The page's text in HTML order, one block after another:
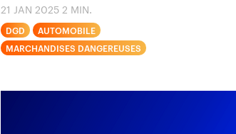
21 JAN 2025 2 MIN.
DGD
AUTOMOBILE
MARCHANDISES DANGEREUSES